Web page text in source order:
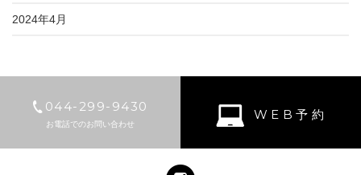
2024年4月
044-299-9430
お電話でのお問い合わせ
WEB予約